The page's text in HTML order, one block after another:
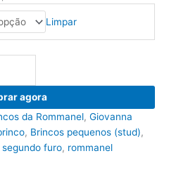
Limpar
agora
da Rommanel, Giovanna
, Brincos pequenos (stud),
segundo furo, rommanel